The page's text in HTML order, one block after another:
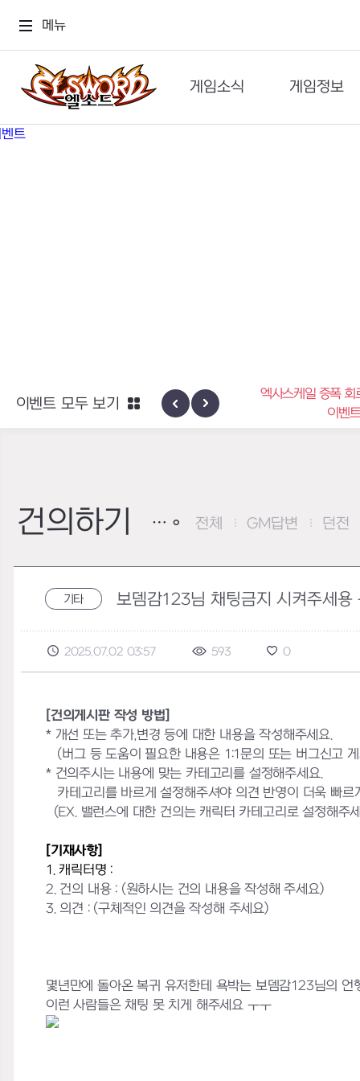
메뉴
게임소식
공지사항
게임정보
세계관
신규 지역 네블론
엑사스케일 증폭 회로 보급 터미널
이벤트 모두 보기
건의하기 전체 GM답변 던전
기타 보뎀감123님 채팅금지 시켜주세용
2025.07.02 03:57 593 0
[건의게시판 작성 방법]
* 개선 또는 추가,변경 등에 대한 내용을 작성해주세요.
(버그 등 도움이 필요한 내용은 1:1문의 또는 버그신고
* 건의주시는 내용에 맞는 카테고리를 설정해주세요.
카테고리를 바르게 설정해주셔야 의견 반영이 더욱 빠르
(EX. 밸런스에 대한 건의는 캐릭터 카테고리로 설정해주
[기재사항]
1. 캐릭터명 :
2. 건의 내용 : (원하시는 건의 내용을 작성해 주세요)
3. 의견 : (구체적인 의견을 작성해 주세요)
몇년만에 돌아온 복귀 유저한테 욕박는 보뎀감123님의 언
이런 사람들은 채팅 못 치게 해주세요 ㅜㅜ